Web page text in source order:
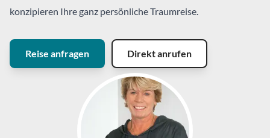
konzipieren Ihre ganz persönliche Traumreise.
Reise anfragen Direkt anrufen